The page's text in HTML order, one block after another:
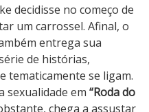
decidisse no começo de
um carrossel. Afinal, o
entrega sua
de histórias,
tematicamente se ligam.
sexualidade em “Roda do
chega a assustar